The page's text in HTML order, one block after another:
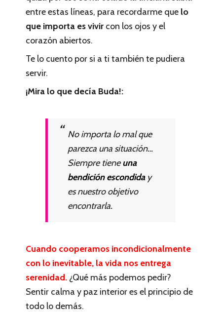
entre estas líneas, para recordarme que lo
que importa es vivir con los ojos y el
corazón abiertos.
Te lo cuento por si a ti también te pudiera
servir.
¡Mira lo que decía Buda!:
No importa lo mal que
parezca una situación…
Siempre tieneuna
bendición escondiday
es nuestro objetivo
encontrarla.
Cuando cooperamos incondicionalmente
con lo inevitable, la vida nos entrega
serenidad. ¿Qué más podemos pedir?
Sentir calma y paz interior es el principio de
todo lo demás.